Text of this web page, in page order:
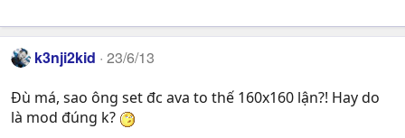
k3nji2kid 23/6/13
Đù má, sao ông set đc ava to thế 160x160 lận?! Hay do
là mod đúng k?